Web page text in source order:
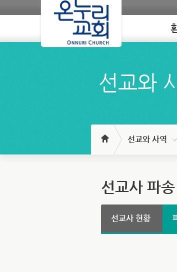
Loading
선교와
선교와 사역
선교사 파송
선교사 현황